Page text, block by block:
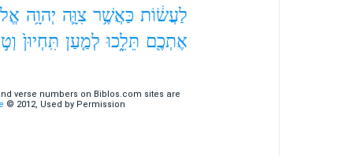
לַעֲשׂ֔וֹת כַּאֲשֶׁ֥ר צִוָּ֛ה יְהוָ֥ה
אֶתְכֶ֖ם תֵּלֵ֑כוּ לְמַ֤עַן תִּֽחְיוּן֙
verse numbers on Biblos.com sites are
© 2012, Used by Permission